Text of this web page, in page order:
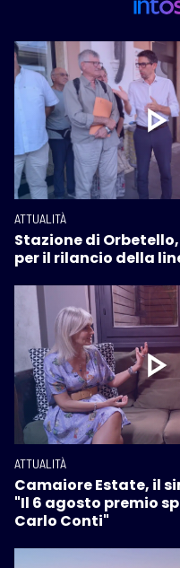
ATTUALITÀ
Stazione di
per il rilancio della
ATTUALITÀ
Camaiore Estate, il
"Il 6 agosto premio
Carlo Conti"